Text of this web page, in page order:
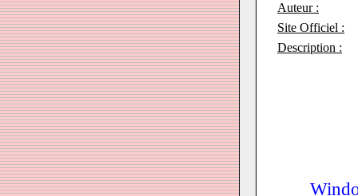
Auteur :
Site Officiel :
Description :